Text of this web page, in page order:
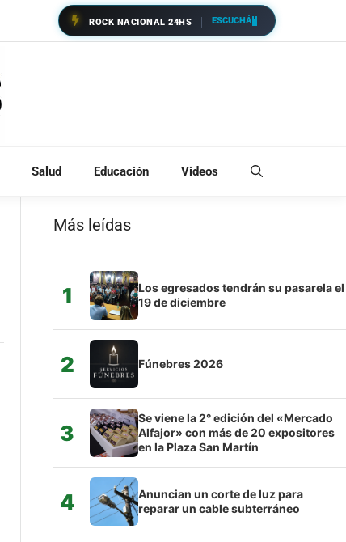
ROCK NACIONAL 24HS ESCUCHÁ
Salud Educación Videos
Más leídas
1
Los egresados tendrán su pasarela el
19 de diciembre
2 Fúnebres 2026
3
Se viene la 2° edición del «Mercado
Alfajor» con más de 20 expositores
en la Plaza San Martín
4
Anuncian un corte de luz para
reparar un cable subterráneo